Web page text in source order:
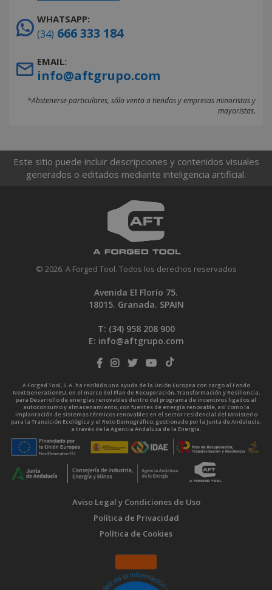
WHATSAPP:
(34) 666 333 184
EMAIL:
info@aftgrupo.com
*Abstenerse particulares, sólo venta a tiendas y empresas minoristas y
mayoristas.
Este sitio puede incluir descripciones y contenidos visuales
generados o editados mediante inteligencia artificial.
© 2026. A Forged Tool. Todos los derechos reservados
Avenida El Florío 75.
18015. Granada. SPAIN
T: (34) 958 208 900
E: info@aftgrupo.com
A Forged Tool, S.A. ha recibido una ayuda de la Unión Europea con cargo al Fondo
NextGenerationEU, en el marco del Plan de Recuperación, Transformación y Resiliencia,
para Desarrollo de energías renovables dentro del programa de incentivos ligados al
autoconsumo y almacenamiento, con fuentes de energía renovable, así como la
implantación de sistemas térmicos renovables en el sector residencial del Ministerio
para la Transición Ecológica y el Reto Demográfico, gestionado por la Junta de Andalucía,
a través de la Agencia Andaluza de la Energía.
Aviso Legal y Condiciones de Uso
Política de Privacidad
Política de Cookies